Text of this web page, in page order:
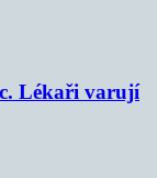
Lékaři varují